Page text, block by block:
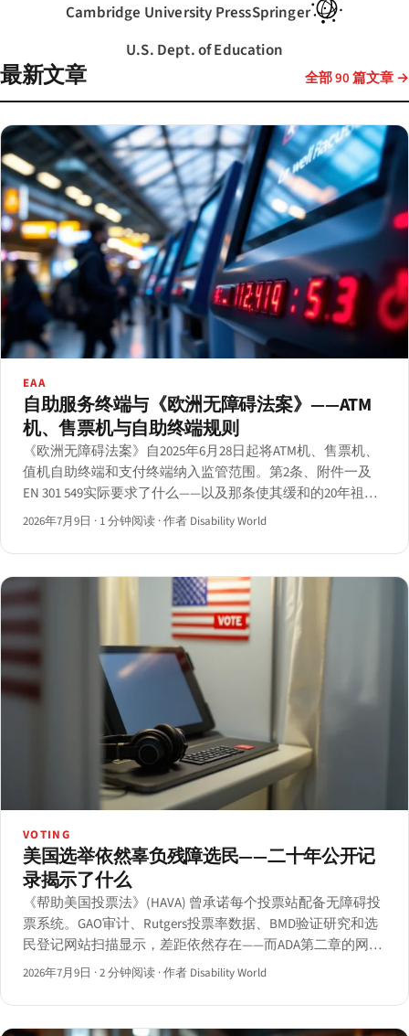
Cambridge University Press
（在新标签页中打开）
Springer
（在新标签页中打开）
（在新标签页
U.S. Dept. of Education
（在新标签页中打开）
最新文章 全部 90 篇文章 →
EAA
自助服务终端与《欧洲无障碍法案》——ATM
机、售票机与自助终端规则
《欧洲无障碍法案》自2025年6月28日起将ATM机、售票机、
值机自助终端和支付终端纳入监管范围。第2条、附件一及
EN 301 549实际要求了什么——以及那条使其缓和的20年祖父
条款。
2026年7月9日 · 1 分钟阅读 ·作者 Disability World
VOTING
美国选举依然辜负残障选民——二十年公开记
录揭示了什么
《帮助美国投票法》(HAVA) 曾承诺每个投票站配备无障碍投
票系统。GAO审计、Rutgers投票率数据、BMD验证研究和选
民登记网站扫描显示，差距依然存在——而ADA第二章的网站
合规截止日期即将在2027年到来。
2026年7月9日 ·2 分钟阅读 ·作者 Disability World